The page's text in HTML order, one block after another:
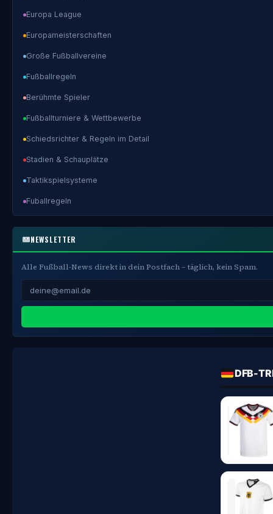
Europa League
Europameisterschaften
Große Fußballvereine
Fußballregeln
Berühmte Spieler
Fußballturniere & Wettbewerbe
Schiedsrichter & Regeln im Detail
Stadien & Schauplätze
Taktikspielsysteme
Fuballregeln
NEWSLETTER
Alle Fußball-News direkt in dein Postfach – täglich, kein Spam.
DFB-